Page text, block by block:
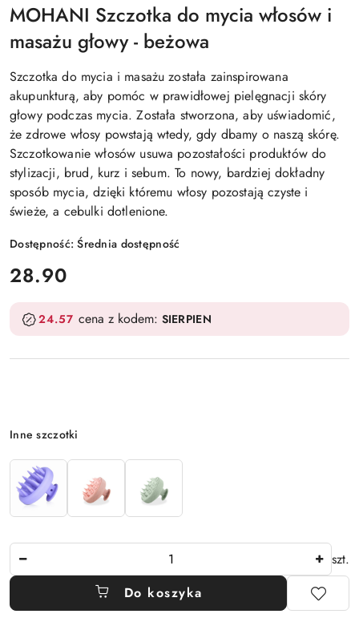
MOHANI Szczotka do mycia włosów i
masażu głowy - beżowa
Szczotka do mycia i masażu została zainspirowana
akupunkturą, aby pomóc w prawidłowej pielęgnacji skóry
głowy podczas mycia. Została stworzona, aby uświadomić,
że zdrowe włosy powstają wtedy, gdy dbamy o naszą skórę.
Szczotkowanie włosów usuwa pozostałości produktów do
stylizacji, brud, kurz i sebum. To nowy, bardziej dokładny
sposób mycia, dzięki któremu włosy pozostają czyste i
świeże, a cebulki dotlenione.
Dostępność:Średnia dostępność
cena:
28.90
24.57 cena z kodem: SIERPIEN
Wariant
Inne szczotki
szt.
Do koszyka